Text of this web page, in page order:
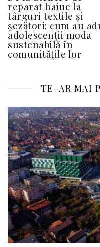
reparat haine la
târguri textile și
șezători: cum au
adolescenții moda
sustenabilă în
comunitățile lor
TE-AR MAI